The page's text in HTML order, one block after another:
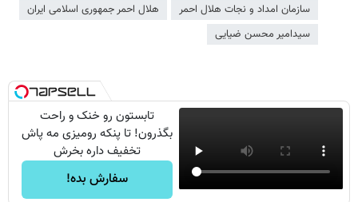
سازمان امداد و نجات هلال احمر
هلال احمر جمهوری اسلامی ایران
سیدامیر محسن ضیایی
تابستون رو خنک و راحت
بگذرون! تا پنکه رومیزی مه پاش
تخفیف داره بخرش
سفارش بده!